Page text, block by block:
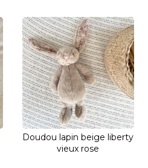
Doudou lapin beige liberty
vieux rose